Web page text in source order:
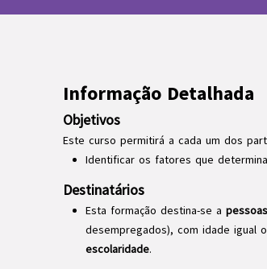
Informação Detalhada
Objetivos
Este curso permitirá a cada um dos
Identificar os fatores que
Destinatários
Esta formação destina-se a
desempregados), com idade igual
escolaridade.